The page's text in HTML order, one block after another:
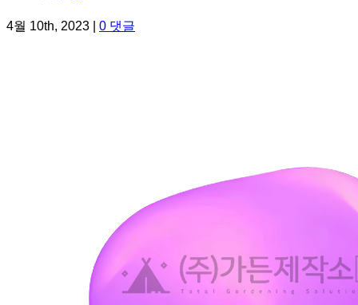
4월 10th, 2023 0 댓글